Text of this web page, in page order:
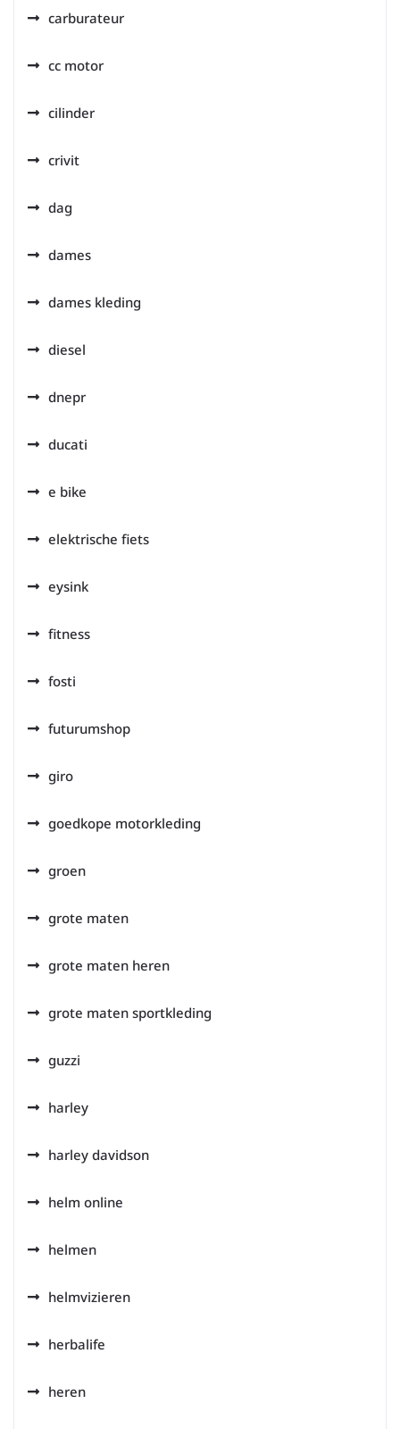
carburateur
cc motor
cilinder
crivit
dag
dames
dames kleding
diesel
dnepr
ducati
e bike
elektrische fiets
eysink
fitness
fosti
futurumshop
giro
goedkope motorkleding
groen
grote maten
grote maten heren
grote maten sportkleding
guzzi
harley
harley davidson
helm online
helmen
helmvizieren
herbalife
heren